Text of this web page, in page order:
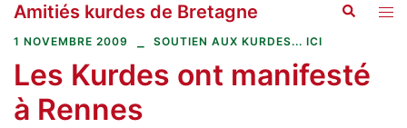
Aller
au
Amitiés kurdes de Bretagne
1 NOVEMBRE 2009 SOUTIEN AUX KURDES... ICI
Les Kurdes ont manifesté
à Rennes